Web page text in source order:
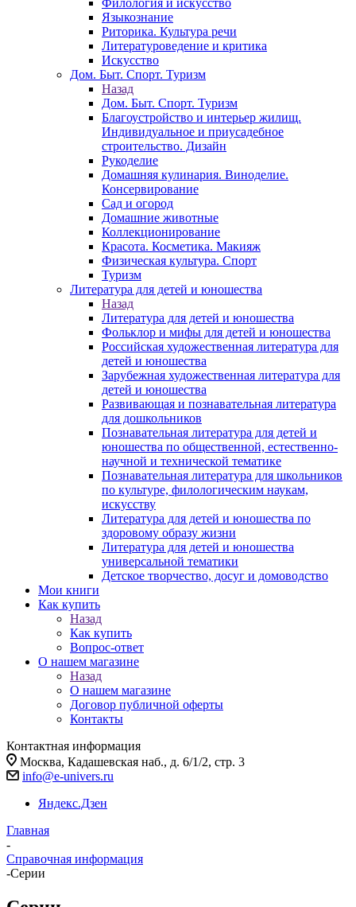
Филология и искусство
Языкознание
Риторика. Культура речи
Литературоведение и критика
Искусство
Дом. Быт. Спорт. Туризм
Назад
Дом. Быт. Спорт. Туризм
Благоустройство и интерьер жилищ.
Индивидуальное и приусадебное
строительство. Дизайн
Рукоделие
Домашняя кулинария. Виноделие.
Консервирование
Сад и огород
Домашние животные
Коллекционирование
Красота. Косметика. Макияж
Физическая культура. Спорт
Туризм
Литература для детей и юношества
Назад
Литература для детей и юношества
Фольклор и мифы для детей и юношества
Российская художественная литература для
детей и юношества
Зарубежная художественная литература для
детей и юношества
Развивающая и познавательная литература
для дошкольников
Познавательная литература для детей и
юношества по общественной, естественно-
научной и технической тематике
Познавательная литература для школьников
по культуре, филологическим наукам,
искусству
Литература для детей и юношества по
здоровому образу жизни
Литература для детей и юношества
универсальной тематики
Детское творчество, досуг и домоводство
Мои книги
Как купить
Назад
Как купить
Вопрос-ответ
О нашем магазине
Назад
О нашем магазине
Договор публичной оферты
Контакты
Контактная информация
Москва, Кадашевская наб., д. 6/1/2, стр. 3
info@e-univers.ru
Яндекс.Дзен
Главная
-
Справочная информация
-Серии